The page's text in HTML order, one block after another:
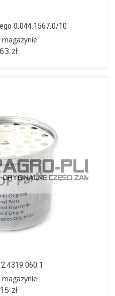
0.044.1567.0/10
magazynie
zł
magazynie
zł